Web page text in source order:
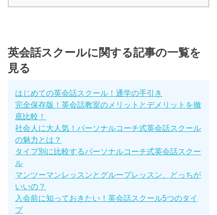
英会話スクールに関する記事の一覧を
見る
はじめての英会話スクール！通学の手引き
完全保存版！英会話教室のメリットとデメリットを徹
底比較！
社会人に大人気！パーソナルコーチ式英会話スクール
の魅力とは？
タイプ別に比較するパーソナルコーチ式英会話スクー
ル
マンツーマンレッスンとグループレッスン、どっちが
いいの？
入会前に知っておきたい！英会話スクール5つのタイ
プ